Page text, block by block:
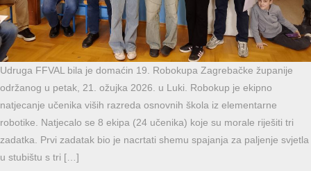
Udruga FFVAL bila je domaćin 19. Robokupa Zagrebačke županije
održanog u petak, 21. ožujka 2026. u Luki. Robokup je ekipno
natjecanje učenika viših razreda osnovnih škola iz elementarne
robotike. Natjecalo se 8 ekipa (24 učenika) koje su morale riješiti tri
zadatka. Prvi zadatak bio je nacrtati shemu spajanja za paljenje svjetla
u stubištu s tri […]